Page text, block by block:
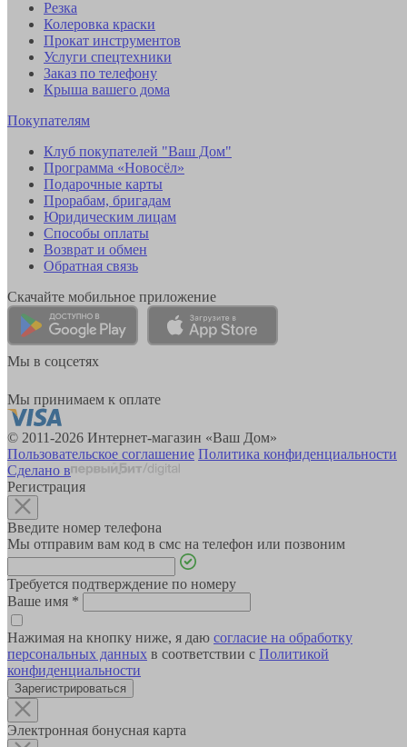
Резка
Колеровка краски
Прокат инструментов
Услуги спецтехники
Заказ по телефону
Крыша вашего дома
Покупателям
Клуб покупателей "Ваш Дом"
Программа «Новосёл»
Подарочные карты
Прорабам, бригадам
Юридическим лицам
Способы оплаты
Возврат и обмен
Обратная связь
Скачайте мобильное приложение
Мы в соцсетях
Мы принимаем к оплате
© 2011-2026 Интернет-магазин «Ваш Дом»
Пользовательское соглашение Политика конфиденциальности
Сделано в
Регистрация
Введите номер телефона
Мы отправим вам код в смс на телефон или позвоним
Требуется подтверждение по номеру
Ваше имя *
Нажимая на кнопку ниже, я даю согласие на обработку
персональных данных в соответствии с Политикой
конфиденциальности
Зарегистрироваться
Электронная бонусная карта